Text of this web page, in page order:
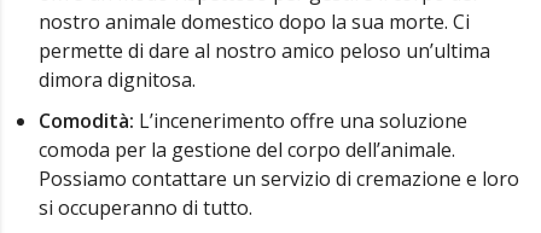
nostro animale domestico dopo la sua morte. Ci
permette di dare al nostro amico peloso un’ultima
dimora dignitosa.
Comodità: L’incenerimento offre una soluzione
comoda per la gestione del corpo dell’animale.
Possiamo contattare un servizio di cremazione e loro
si occuperanno di tutto.